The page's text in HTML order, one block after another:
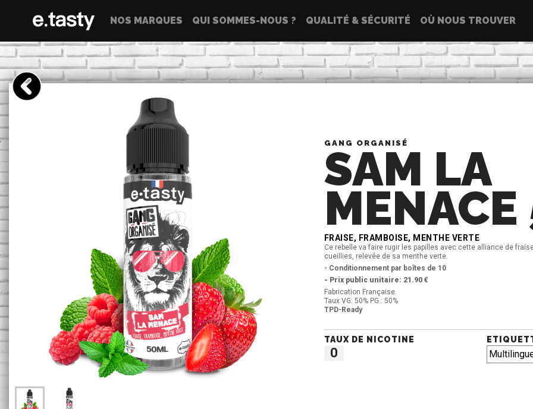
NOS MARQUES QUI SOMMES-NOUS ? QUALITÉ & SÉCURITÉ OÙ NOUS TROUVER
GANG ORGANISÉ
SAM LA
FRAISE, FRAMBOISE, MENTHE VERTE
Ce rebelle va faire rugir les papilles avec cette alliance de
cueillies, relevée de sa menthe verte.
- Conditionnement par boîtes de 10
- Prix public unitaire: 21.90 €
Fabrication Française.
Taux VG: 50% PG : 50%
TPD-Ready
TAUX DE NICOTINE
0